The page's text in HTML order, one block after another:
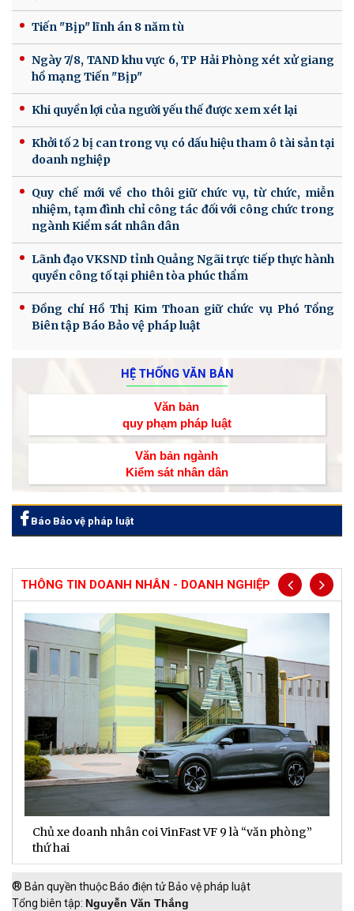
Tiến "Bịp" lĩnh án 8 năm tù
Ngày 7/8, TAND khu vực 6, TP Hải Phòng xét xử giang
hồ mạng Tiến "Bịp"
Khi quyền lợi của người yếu thế được xem xét lại
Khởi tố 2 bị can trong vụ có dấu hiệu tham ô tài sản tại
doanh nghiệp
Quy chế mới về cho thôi giữ chức vụ, từ chức, miễn
nhiệm, tạm đình chỉ công tác đối với công chức trong
ngành Kiểm sát nhân dân
Lãnh đạo VKSND tỉnh Quảng Ngãi trực tiếp thực hành
quyền công tố tại phiên tòa phúc thẩm
Đồng chí Hồ Thị Kim Thoan giữ chức vụ Phó Tổng
Biên tập Báo Bảo vệ pháp luật
HỆ THỐNG VĂN BẢN
Văn bản
quy phạm pháp luật
Văn bản ngành
Kiểm sát nhân dân
Báo Bảo vệ pháp luật
THÔNG TIN DOANH NHÂN - DOANH NGHIỆP
Chủ xe doanh nhân coi VinFast VF 9 là “văn phòng”
thứ hai
® Bản quyền thuộc Báo điện tử Bảo vệ pháp luật
Tổng biên tập: Nguyễn Văn Thắng